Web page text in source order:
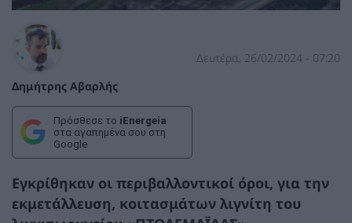
Δημήτρης Αβαρλής
Δευτέρα, 26/02/2024 - 07:20
Πρόσθεσε το iEnergeia
στα αγαπημένα σου στη
Google
Εγκρίθηκαν οι περιβαλλοντικοί όροι, για την
εκμετάλλευση, κοιτασμάτων λιγνίτη του